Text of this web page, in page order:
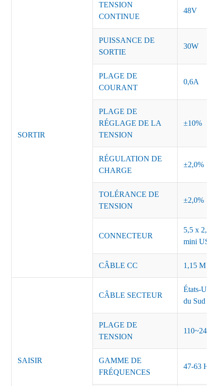
SORTIR
TENSION
CONTINUE
48V
PUISSANCE DE
SORTIE
30W
PLAGE DE
COURANT
0,6A
PLAGE DE
RÉGLAGE DE LA
TENSION
±10%
RÉGULATION DE
CHARGE
±2,0%
TOLÉRANCE DE
TENSION
±2,0%
CONNECTEUR
5,5 x 2,5,
mini USB
CÂBLE CC 1,15 M ou
SAISIR
CÂBLE SECTEUR
États-Unis
du Sud
PLAGE DE
TENSION
110~240
GAMME DE
FRÉQUENCES
47-63 Hz